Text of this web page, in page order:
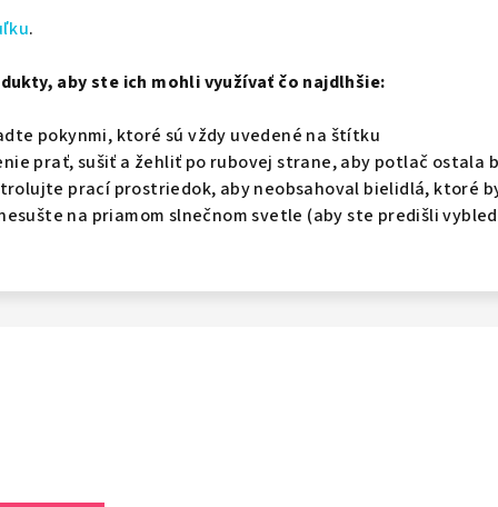
.
aby ste ich mohli využívať čo najdlhšie:
pokynmi, ktoré sú vždy uvedené na štítku
prať, sušiť a žehliť po rubovej strane, aby potlač ostala
prací prostriedok, aby neobsahoval bielidlá, ktoré
na priamom slnečnom svetle (aby ste predišli